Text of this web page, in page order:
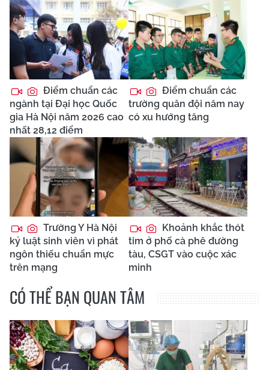
Điểm chuẩn các
ngành tại Đại học Quốc
gia Hà Nội năm 2026 cao
nhất 28,12 điểm
Điểm chuẩn các
trường quân đội năm nay
có xu hướng tăng
Trường Y Hà Nội
kỷ luật sinh viên vì phát
ngôn thiếu chuẩn mực
trên mạng
Khoảnh khắc thót
tim ở phố cà phê đường
tàu, CSGT vào cuộc xác
minh
CÓ THỂ BẠN QUAN TÂM